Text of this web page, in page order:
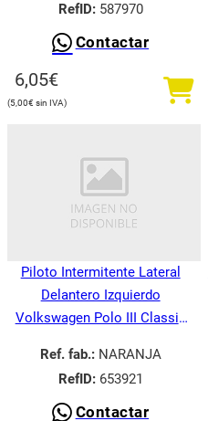
RefID:587970
Contactar
6,05€
5,00€
Piloto Intermitente Lateral
Delantero Izquierdo
Volkswagen Polo III Classic
Ref. fab.:NARANJA
RefID:653921
Contactar